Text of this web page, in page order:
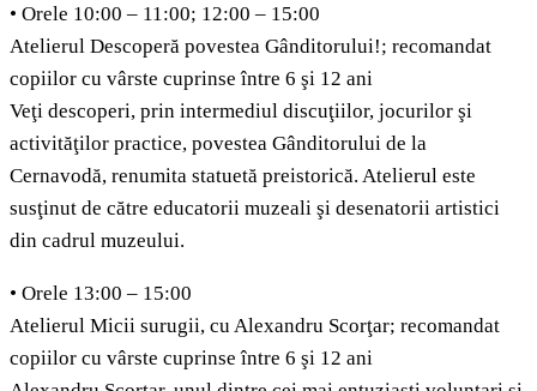
• Orele 10:00 – 11:00; 12:00 – 15:00
Atelierul Descoperă povestea Gânditorului!; recomandat
copiilor cu vârste cuprinse între 6 şi 12 ani
Veţi descoperi, prin intermediul discuţiilor, jocurilor şi
activităţilor practice, povestea Gânditorului de la
Cernavodă, renumita statuetă preistorică. Atelierul este
susţinut de către educatorii muzeali şi desenatorii artistici
din cadrul muzeului.
• Orele 13:00 – 15:00
Atelierul Micii surugii, cu Alexandru Scorţar; recomandat
copiilor cu vârste cuprinse între 6 şi 12 ani